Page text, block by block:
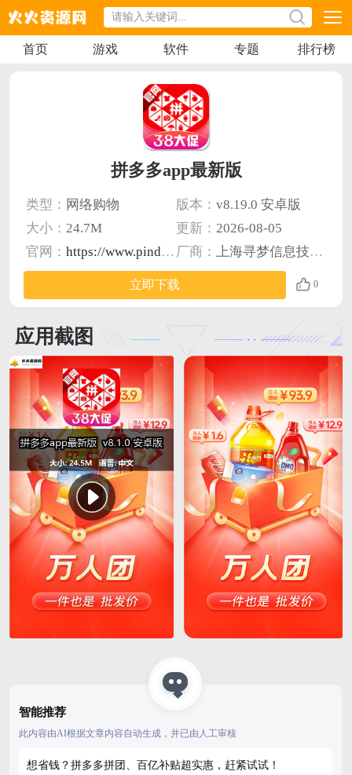
首页 游戏 软件 专题 排行榜
拼多多app最新版
类型： 网络购物 版本： v8.19.0 安卓版
大小： 24.7M 更新： 2026-08-05
官网： https://www.pinduoduo.com/ 厂商： 上海寻梦信息技术有限公司
立即下载 0
应用截图
智能推荐
此内容由AI根据文章内容自动生成，并已由人工审核
想省钱？拼多多拼团、百亿补贴超实惠，赶紧试试！